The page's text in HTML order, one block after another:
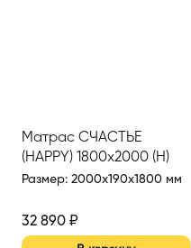
Матрас СЧАСТЬЕ
(HAPPY) 1800х2000 (Н)
Размер: 2000x190x1800 мм
32 890 ₽